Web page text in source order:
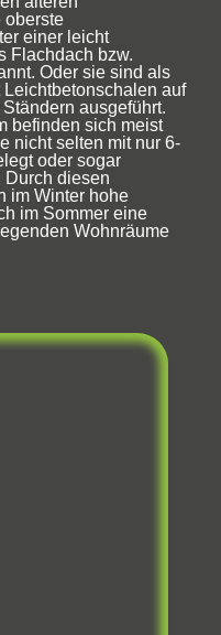
oberste
einer leicht
Flachdach bzw.
Oder sie sind als
Leichtbetonschalen auf
ausgeführt.
befinden sich meist
nicht selten mit nur 6-
oder sogar
Durch diesen
im Winter hohe
im Sommer eine
Wohnräume